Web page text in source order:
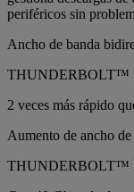
periféricos sin
Ancho de banda
THUNDERBOLT™
2 veces más rápido
Aumento de ancho de
THUNDERBOLT™